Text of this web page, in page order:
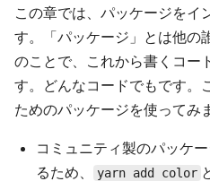
この章では、パッケージをイ
す。「パッケージ」とは他の
のことで、これから書くコー
す。どんなコードでもです。
ためのパッケージを使ってみ
コミュニティ製のパッケ
るため、
yarn add color